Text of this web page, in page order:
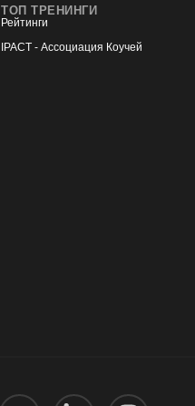
ТОП ТРЕНИНГИ
Рейтинги
IPACT - Ассоциация Коучей